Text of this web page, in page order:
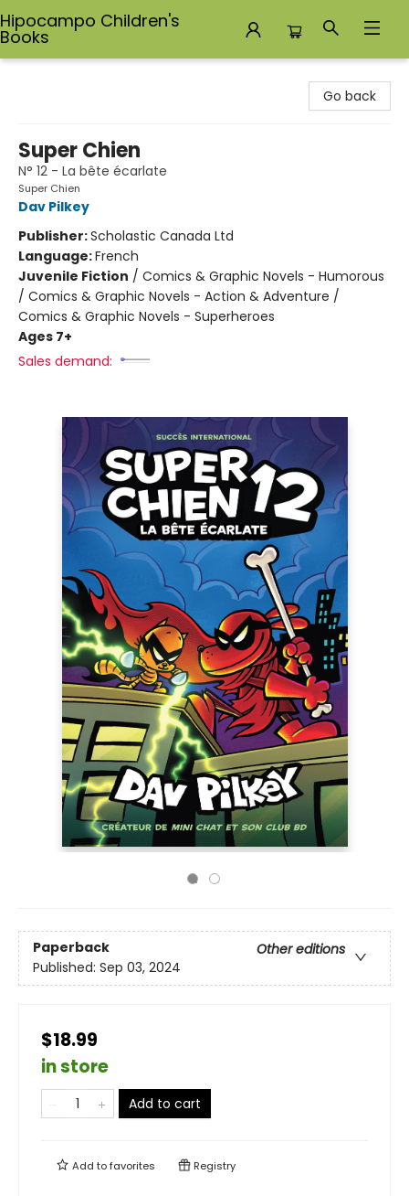
Hipocampo Children's
Books
Go back
Super Chien
N° 12 - La bête écarlate
Super Chien
Dav Pilkey
Publisher:Scholastic Canada Ltd
Language:French
Juvenile Fiction / Comics & Graphic Novels - Humorous
/ Comics & Graphic Novels - Action & Adventure /
Comics & Graphic Novels - Superheroes
Ages 7+
Sales demand:
Paperback
Other editions
Published: Sep 03, 2024
$18.99
in store
Add to cart
Add tofavorites Registry